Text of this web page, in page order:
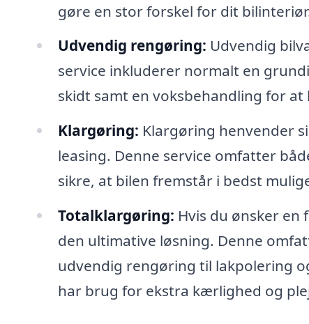
gøre en stor forskel for dit
Udvendig rengøring: Udvendig
service inkluderer normalt en
skidt samt en voksbehandling for
Klargøring: Klargøring henvender
leasing. Denne service omfatter
sikre, at bilen fremstår i bedst
Totalklargøring: Hvis du ønsker
den ultimative løsning. Denne
udvendig rengøring til lakpolering
har brug for ekstra kærlighed og